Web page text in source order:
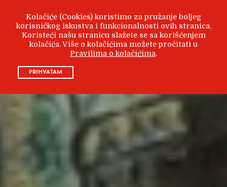
Kolačiće (Cookies) koristimo za pružanje boljeg
korisničkog iskustva i funkcionalnosti ovih stranica.
Koristeći našu stranicu slažete se sa korišćenjem
kolačića. Više o kolačićima možete pročitati u
Pravilima o kolačićima.
PRIHVATAM